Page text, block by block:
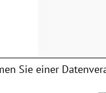
Sie einer